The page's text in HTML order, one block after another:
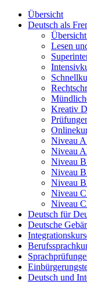
Übersicht
Deutsch als
Lesen
Kreativ
Niveau
Niveau
Niveau
Niveau
Niveau
Niveau
Niveau
Deutsch für
Deutsche
Deutsch und